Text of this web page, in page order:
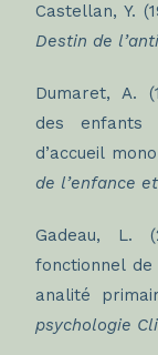
Castellan, Y.
Destin de
Dumaret, A.
des
d’accueil
de l’enfance
Gadeau, L.
fonctionnel
analité
psychologie